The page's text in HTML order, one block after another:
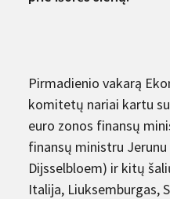
Pirmadienio vakarą
komitetų nariai kartu
euro zonos finansų
finansų ministru
Dijsselbloem) ir kitų
Italija, Liuksemburgas,